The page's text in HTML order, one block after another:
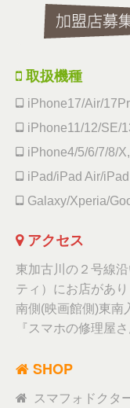
取扱機種
iPhone17/Air/
iPhone11/12/SE/
iPhone4/5/6/7/8/
iPad/iPad Air/
Galaxy/Xperia/
アクセス
東加古川の２号線
ティ）にお店があ
南側(映画館側)東南
『スマホの修理屋
SHOP
スマフォドクタ